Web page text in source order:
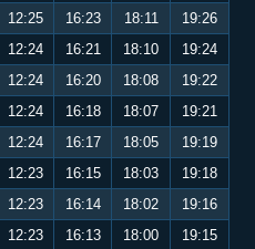
12:25 16:23 18:11
19:26
12:24 16:21 18:10
19:24
12:24 16:20 18:08
19:22
12:24 16:18 18:07
19:21
12:24 16:17 18:05
19:19
12:23 16:15 18:03
19:18
12:23 16:14 18:02
19:16
12:23 16:13 18:00
19:15